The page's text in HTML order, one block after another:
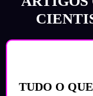
TUDO O